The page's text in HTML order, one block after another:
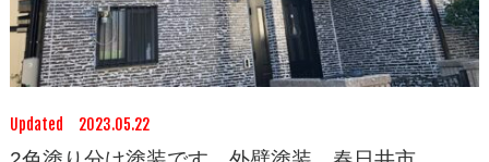
Updated 2023.05.22